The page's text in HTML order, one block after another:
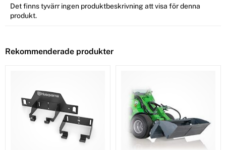
Det finns tyvärr ingen produktbeskrivning att visa för denna
produkt.
Rekommenderade produkter